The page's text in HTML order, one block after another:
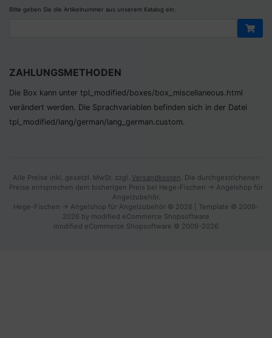
Bitte geben Sie die Artikelnummer aus unserem Katalog ein.
ZAHLUNGSMETHODEN
Die Box kann unter tpl_modified/boxes/­box_miscellaneous.html
verändert werden. Die Sprachvariablen befinden sich in der Datei
tpl_modified/lang/­german/lang_german.custom.
Alle Preise inkl. gesetzl. MwSt. zzgl. Versandkosten . Die durchgestrichenen
Preise entsprechen dem bisherigen Preis bei Hege-Fischen -> Angelshop für
Angelzubehör.
Hege-Fischen -> Angelshop für Angelzubehör © 2026 | Template © 2009-
2026 by modified eCommerce Shopsoftware
modified eCommerce Shopsoftware © 2009-2026